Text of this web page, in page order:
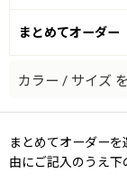
まとめてオーダー
カラー / サイズ
まとめてオーダー
由にご記入のうえ下